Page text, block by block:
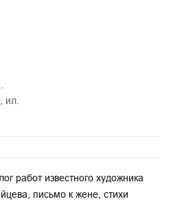
ил.
работ известного художника
письмо к жене, стихи